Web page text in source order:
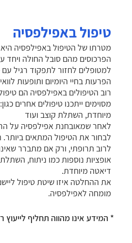
טיפול באפילפסיה
מטרתו של הטיפול באפילפסיה
הפרכוסים מהם סובל החולה
למטופלים לחזור לתפקוד רגיל
הפרעות בחיי היומיום ותופעות
רוב הטיפולים באפילפסיה הם
מסוימים ייתכנו טיפולים אחרים
מיוחדת, השתלת קוצב ועוד
לאחר שמאובחנת אפילפסיה על
לבחור את הטיפול המתאים ביותר.
לרוב תרופתי, ורק אם מתברר
אופציות נוספות כמו ניתוח,
דיאטה מיוחדת.
את ההחלטה איזו שיטת טיפול
מומחה לאפילפסיה.
* המידע אינו מהווה תחליף לייעוץ